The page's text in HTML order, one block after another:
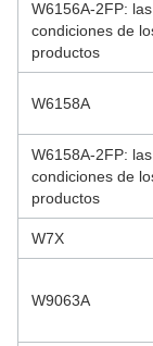
W6156A-2FP: las
condiciones de
productos
W6158A
W6158A-2FP: las
condiciones de
productos
W7X
W9063A